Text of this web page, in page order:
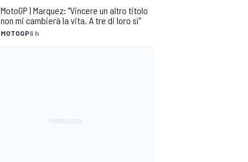
MOTOGP9 h
MotoGP | Marquez: "Vincere un altro titolo
non mi cambierà la vita. A tre di loro sì"